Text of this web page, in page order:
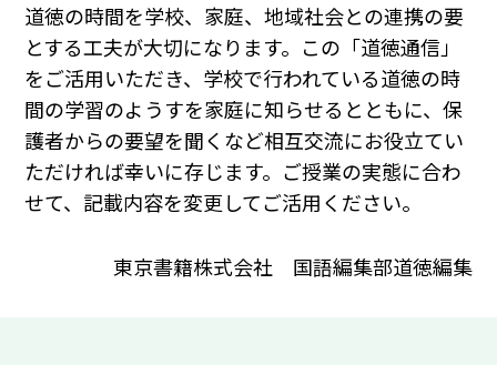
道徳の時間を学校、家庭、地域社会との連携の要
とする工夫が大切になります。この「道徳通信」
をご活用いただき、学校で行われている道徳の時
間の学習のようすを家庭に知らせるとともに、保
護者からの要望を聞くなど相互交流にお役立てい
ただければ幸いに存じます。ご授業の実態に合わ
せて、記載内容を変更してご活用ください。
東京書籍株式会社 国語編集部道徳編集